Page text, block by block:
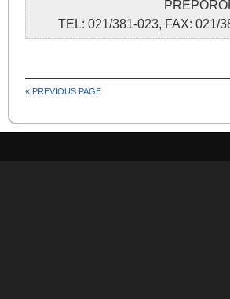
TEL: 021/381-023, FAX: 021/
« PREVIOUS PAGE